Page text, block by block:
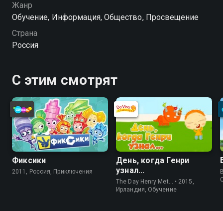
Жанр
Обучение, Информация, Общество, Просвещение
Страна
Россия
С этим смотрят
Фиксики
2011, Россия, Приключения
День, когда Генри
узнал...
The Day Henry Met… • 2015,
Ирландия, Обучение